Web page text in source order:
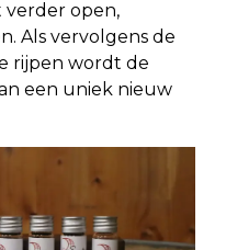
open,
Als vervolgens de
rijpen wordt de
een uniek nieuw